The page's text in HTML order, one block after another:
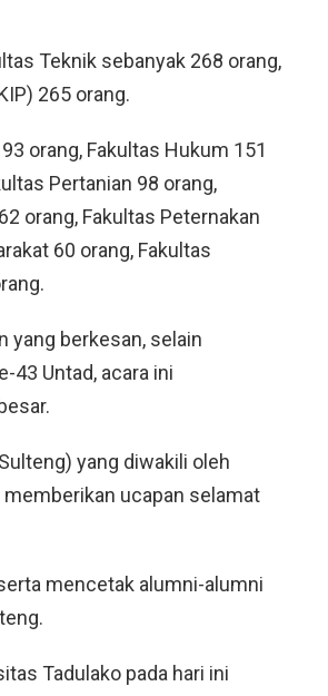
Teknik sebanyak 268 orang,
265 orang.
orang, Fakultas Hukum 151
Pertanian 98 orang,
orang, Fakultas Peternakan
60 orang, Fakultas
yang berkesan, selain
43 Untad, acara ini
yang diwakili oleh
memberikan ucapan selamat
mencetak alumni-alumni
Tadulako pada hari ini